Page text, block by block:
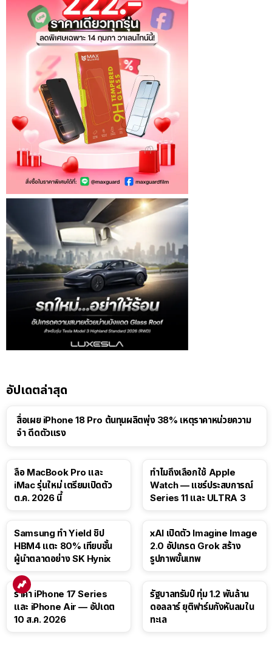
อัปเดตล่าสุด
สื่อเผย iPhone 18 Pro ต้นทุนผลิตพุ่ง 38% เหตุราคาหน่วยความ
จำ ดีดตัวแรง
ลือ MacBook Pro และ
iMac รุ่นใหม่ เตรียมเปิดตัว
ต.ค. 2026 นี้
ทำไมถึงเลือกใช้ Apple
Watch — แชร์ประสบการณ์
Series 11 และ ULTRA 3
Samsung ทำ Yield ชิป
HBM4 แตะ 80% เทียบชั้น
ผู้นำตลาดอย่าง SK Hynix
xAI เปิดตัว Imagine Image
2.0 อัปเกรด Grok สร้าง
รูปภาพขั้นเทพ
ราคา iPhone 17 Series
และ iPhone Air — อัปเดต
10 ส.ค. 2026
รัฐบาลทรัมป์ ทุ่ม 1.2 พันล้าน
ดอลลาร์ ยุติฟาร์มกังหันลมใน
ทะเล